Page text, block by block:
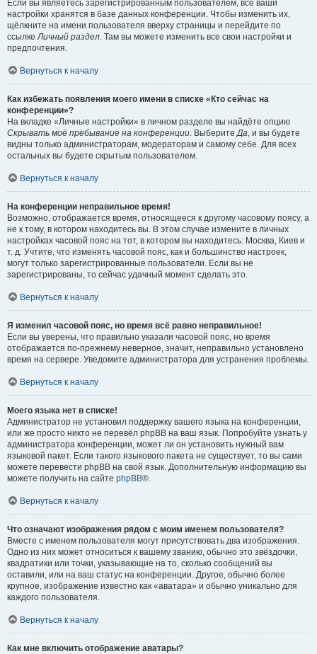
Если вы являетесь зарегистрированным пользователем, все ваши
настройки хранятся в базе данных конференции. Чтобы изменить их,
щёлкните на имени пользователя вверху страницы и перейдите по
ссылкеЛичный раздел. Там вы можете изменить все свои настройки и
предпочтения.
Вернуться к началу
Как избежать появления моего имени в списке «Кто сейчас на
конференции»?
На вкладке «Личные настройки» в личном разделе вы найдёте опцию
Скрывать моё пребывание на конференции. ВыберитеДа, и вы будете
видны только администраторам, модераторам и самому себе. Для всех
остальных вы будете скрытым пользователем.
Вернуться к началу
На конференции неправильное время!
Возможно, отображается время, относящееся к другому часовому поясу, а
не к тому, в котором находитесь вы. В этом случае измените в личных
настройках часовой пояс на тот, в котором вы находитесь: Москва, Киев и
т. д. Учтите, что изменять часовой пояс, как и большинство настроек,
могут только зарегистрированные пользователи. Если вы не
зарегистрированы, то сейчас удачный момент сделать это.
Вернуться к началу
Я изменил часовой пояс, но время всё равно неправильное!
Если вы уверены, что правильно указали часовой пояс, но время
отображается по-прежнему неверное, значит, неправильно установлено
время на сервере. Уведомите администратора для устранения проблемы.
Вернуться к началу
Моего языка нет в списке!
Администратор не установил поддержку вашего языка на конференции,
или же просто никто не перевёл phpBB на ваш язык. Попробуйте узнать у
администратора конференции, может ли он установить нужный вам
языковой пакет. Если такого языкового пакета не существует, то вы сами
можете перевести phpBB на свой язык. Дополнительную информацию вы
можете получить на сайте phpBB®.
Вернуться к началу
Что означают изображения рядом с моим именем пользователя?
Вместе с именем пользователя могут присутствовать два изображения.
Одно из них может относиться к вашему званию, обычно это звёздочки,
квадратики или точки, указывающие на то, сколько сообщений вы
оставили, или на ваш статус на конференции. Другое, обычно более
крупное, изображение известно как «аватара» и обычно уникально для
каждого пользователя.
Вернуться к началу
Как мне включить отображение аватары?